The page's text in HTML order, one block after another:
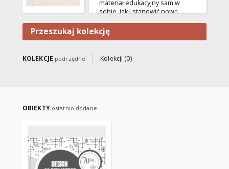
materiał edukacyjny sam w
sobie, jak i stanowić nową,
popularyzacji konkretnych
zasobów biblioteki cyfrowej.
Przeszukaj kolekcję
KOLEKCJE podrzędne Kolekcji (0)
OBIEKTY ostatnio dodane